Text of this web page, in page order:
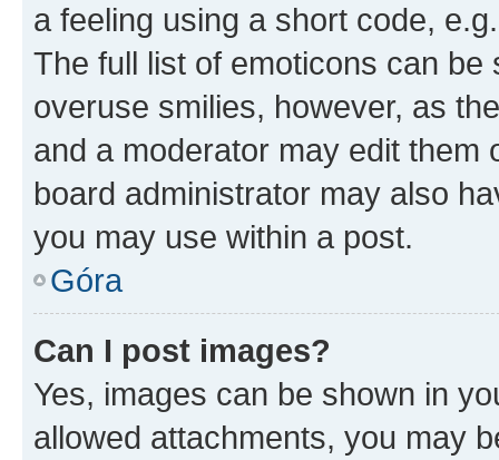
a feeling using a short code,
The full list of emoticons can
overuse smilies, however, as
and a moderator may edit them
board administrator may also
you may use within a post.
Góra
Can I post images?
Yes, images can be shown in
allowed attachments, you may